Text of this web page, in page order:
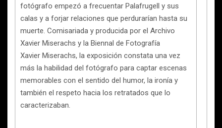
fotógrafo empezó a frecuentar Palafrugell y sus
calas y a forjar relaciones que perdurarían hasta su
muerte. Comisariada y producida por el Archivo
Xavier Miserachs y la Biennal de Fotografía
Xavier Miserachs, la exposición constata una vez
más la habilidad del fotógrafo para captar escenas
memorables con el sentido del humor, la ironía y
también el respeto hacia los retratados que lo
caracterizaban.